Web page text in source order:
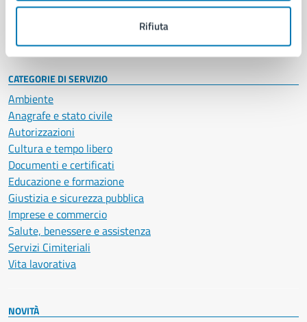
Rifiuta
Intranet, posta aziendale e protocollo
CATEGORIE DI SERVIZIO
Ambiente
Anagrafe e stato civile
Autorizzazioni
Cultura e tempo libero
Documenti e certificati
Educazione e formazione
Giustizia e sicurezza pubblica
Imprese e commercio
Salute, benessere e assistenza
Servizi Cimiteriali
Vita lavorativa
NOVITÀ